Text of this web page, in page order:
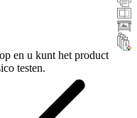
en u kunt het product
testen.